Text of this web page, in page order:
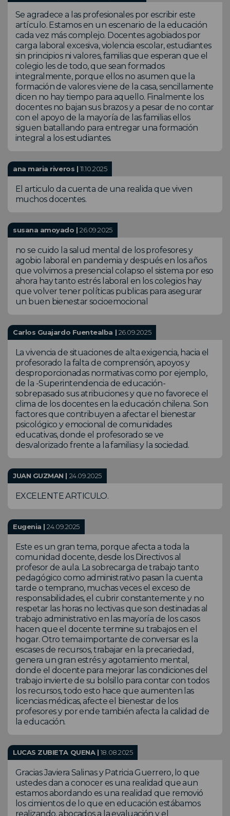
Se agradece a las profesionales por escribir este
artículo. Estamos en un escenario de la educación
cada vez más complejo. Docentes agobiados por
carga laboral excesiva, violencia escolar, estudiantes
sin principios ni valores, familias que esperan que el
colegio les de todo, que sean formados
integralmente, porque ellos no asumen que la
formación de valores viene de la casa, sencillamente
dicen no hay tiempo para aquello. Finalmente los
docentes no bajan sus brazos y a pesar de no contar
con el apoyo de la mayoría de las familias ellos
siguen batallando para entregar una formación
integral a los estudiantes.
ana maria riveros | 11.10.2025
El articulo da cuenta de una realida que viven
muchos docentes.
susana amoyado |26.09.2025
no se cuido la salud mental de los profesores y
agobio laboral en pandemia y después en los años
que volvimos a presencial colapso el sistema por eso
ahora hay tanto estrés laboral en los colegios hay
que volver tener políticas publicas para asegurar
un buen bienestar socioemocional
Carlos Guajardo Fuentealba | 26.09.2025
La vivencia de situaciones de alta exigencia, hacia el
profesorado la falta de comprensión, apoyos y
desproporcionadas normativas como por ejemplo,
de la -Superintendencia de educación-
sobrepasado sus atribuciones y que no favorece el
clima de los docentes en la educación chilena. Son
factores que contribuyen a afectar el bienestar
psicológico y emocional de comunidades
educativas, donde el profesorado se ve
desvalorizado frente a la familias y la sociedad.
JUAN GUZMAN | 24.09.2025
EXCELENTE ARTICULO.
Eugenia |24.09.2025
Este es un gran tema, porque afecta a toda la
comunidad docente, desde los Directivos al
profesor de aula. La sobrecarga de trabajo tanto
pedagógico como administrativo pasan la cuenta
tarde o temprano, muchas veces el exceso de
responsabilidades, el cubrir constantemente y no
respetar las horas no lectivas que son destinadas al
trabajo administrativo en las mayoría de los casos
hacen que el docente termine su trabajos en el
hogar. Otro tema importante de conversar es la
escases de recursos, trabajar en la precariedad,
genera un gran estrés y agotamiento mental,
donde el docente para mejorar las condiciones del
trabajo invierte de su bolsillo para contar con todos
los recursos, todo esto hace que aumenten las
licencias médicas, afecte el bienestar de los
profesores y por ende también afecta la calidad de
la educación.
LUCAS ZUBIETA QUENA | 18.08.2025
Gracias Javiera Salinas y Patricia Guerrero, lo que
ustedes dan a conocer es una realidad que aun
estamos abordando es una realidad que removió
los cimientos de lo que en educación estábamos
realizando, abocados a la evaluación y el